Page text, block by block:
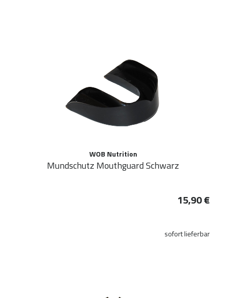
WOB Nutrition
Mundschutz Mouthguard Schwarz
15,90 €
sofort lieferbar